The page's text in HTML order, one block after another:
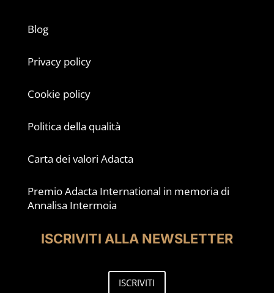
Blog
Privacy policy
Cookie policy
Politica della qualità
Carta dei valori Adacta
Premio Adacta International in memoria di
Annalisa Intermoia
ISCRIVITI ALLA NEWSLETTER
ISCRIVITI